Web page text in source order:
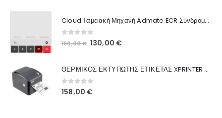
Cloud Ταμειακή Μηχανή Admate ECR Συνδρομή 12 μηνών
out of 5
160,00€ Original
160,00 €.
130,00 €Η
είναι:
ΘΕΡΜΙΚΟΣ ΕΚΤΥΠΩΤΗΣ ΕΤΙΚΕΤΑΣ XPRINTER XP-420B
0out of 5
158,00 €
Πληροφορίες Καταστήματος
Ποιοι Είμαστε
Γιατί Εμάς
Blog